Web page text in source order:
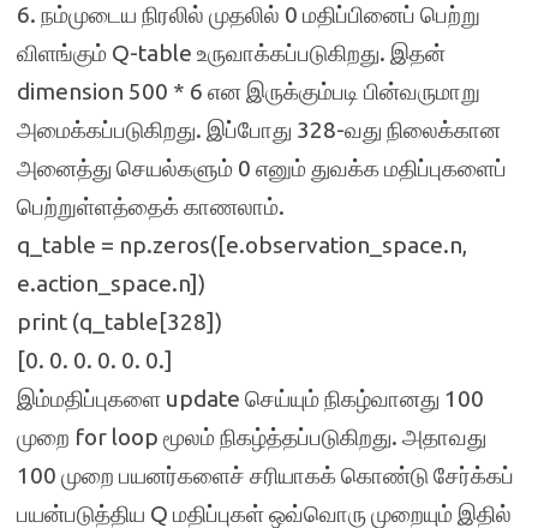
6. நம்முடைய நிரலில் முதலில் 0 மதிப்பினைப் பெற்று
விளங்கும் Q-table உருவாக்கப்படுகிறது. இதன்
dimension 500 * 6 என இருக்கும்படி பின்வருமாறு
அமைக்கப்படுகிறது. இப்போது 328-வது நிலைக்கான
அனைத்து செயல்களும் 0 எனும் துவக்க மதிப்புகளைப்
பெற்றுள்ளத்தைக் காணலாம்.
q_table = np.zeros([e.observation_space.n,
e.action_space.n])
print (q_table[328])
[0. 0. 0. 0. 0. 0.]
இம்மதிப்புகளை update செய்யும் நிகழ்வானது 100
முறை for loop மூலம் நிகழ்த்தப்படுகிறது. அதாவது
100 முறை பயனர்களைச் சரியாகக் கொண்டு சேர்க்கப்
பயன்படுத்திய Q மதிப்புகள் ஒவ்வொரு முறையும் இதில்